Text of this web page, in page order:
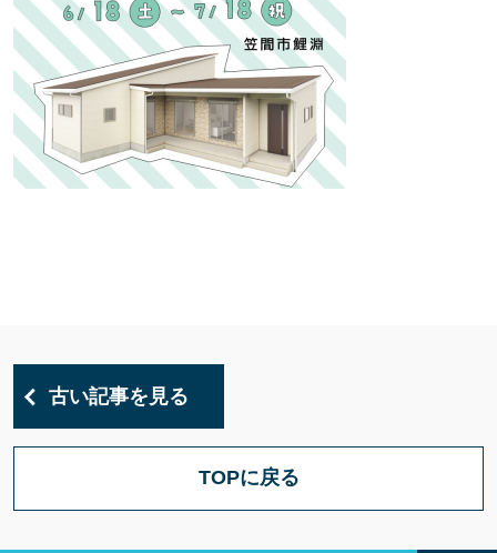
古い記事を見る
TOPに戻る